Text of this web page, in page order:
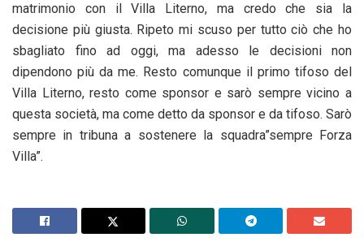
matrimonio con il Villa Literno, ma credo che sia la
decisione più giusta. Ripeto mi scuso per tutto ciò che ho
sbagliato fino ad oggi, ma adesso le decisioni non
dipendono più da me. Resto comunque il primo tifoso del
Villa Literno, resto come sponsor e sarò sempre vicino a
questa società, ma come detto da sponsor e da tifoso. Sarò
sempre in tribuna a sostenere la squadra”sempre Forza
Villa”.